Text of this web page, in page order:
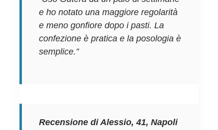
e ho notato una maggiore regolarità
e meno gonfiore dopo i pasti. La
confezione è pratica e la posologia è
semplice.”
Recensione di Alessio, 41, Napoli